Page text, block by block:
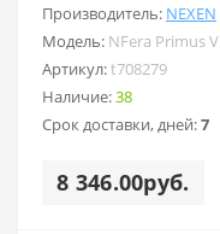
Производитель: NEXEN
Модель: NFera Primus V
Артикул:t708279
Наличие:38
Срок доставки, дней:7
8 346.00руб.